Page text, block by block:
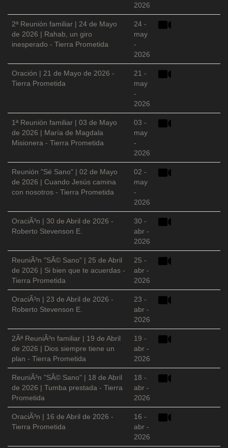
2026
2ª Reunión familiar | 24 de Mayo
de 2026 | Rahab, un giro
inesperado - Tierra Prometida
24 -
may
-
2026
Oración | 21 de Mayo de 2026 -
Tierra Prometida
21 -
may
-
2026
1ª Reunión familiar | 03 de Mayo
de 2026 | María de Magdala
Misionera - Tierra Prometida
03 -
may
-
2026
Reunión "Sé Sano" | 02 de Mayo
de 2026 | Cuando Jesús camina
con nosotros - Tierra Prometida
02 -
may
-
2026
OraciÃ³n | 30 de Abril de 2026 -
Roberto Stevenson E.
30 -
abr -
2026
ReuniÃ³n "SÃ© Sano" | 25 de Abril
de 2026 | Si bien que te acuerdas -
Tierra Prometida
25 -
abr -
2026
OraciÃ³n | 23 de Abril de 2026 -
Roberto Stevenson E.
23 -
abr -
2026
2Âª ReuniÃ³n familiar | 19 de Abril
de 2026 | Dios siempre tiene un
plan - Tierra Prometida
19 -
abr -
2026
ReuniÃ³n "SÃ© Sano" | 18 de Abril
de 2026 | Tumba prestada - Tierra
Prometida
18 -
abr -
2026
OraciÃ³n | 16 de Abril de 2026 -
Tierra Prometida
16 -
abr -
2026